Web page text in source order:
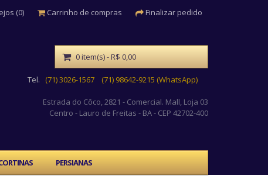
(0) Carrinho de compras Finalizar pedido
Tel. (71) 3026-1567 (71) 98642-9215 (WhatsApp)
Estrada do Côco, 2821 - Comercial. Mall, Loja 03
Centro - Lauro de Freitas - BA - CEP 42702-400
0 item(s) - R$ 0,00
PERSIANAS